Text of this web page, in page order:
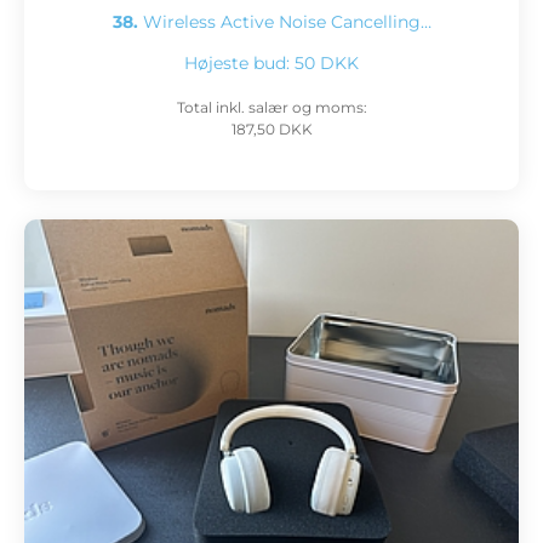
38. Wireless Active Noise Cancelling…
Højeste bud: 50 DKK
Total inkl. salær og moms:
187,50 DKK